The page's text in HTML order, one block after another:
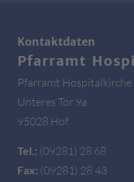
Kontaktdaten
Pfarramt
Pfarramt
Unteres Tor 9a
95028 Hof
Tel.: (09281) 28 68
Fax: (09281) 28 43